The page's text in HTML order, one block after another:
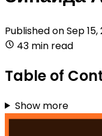
Published onSep
43 min read
Table of
Show more